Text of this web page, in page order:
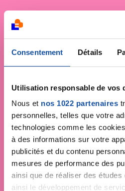
Consentement Détails
Utilisation responsable de vos
Nous et nos 1022 partenaires
personnelles, telles que votre
technologies comme les
à des informations sur votre
publicités et du contenu
mesures de performance des
ainsi que de réaliser des études
ainsi le développement de